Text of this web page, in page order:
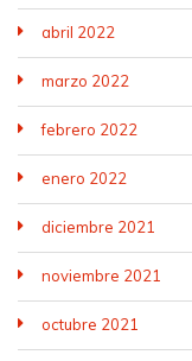
abril 2022
marzo 2022
febrero 2022
enero 2022
diciembre 2021
noviembre 2021
octubre 2021